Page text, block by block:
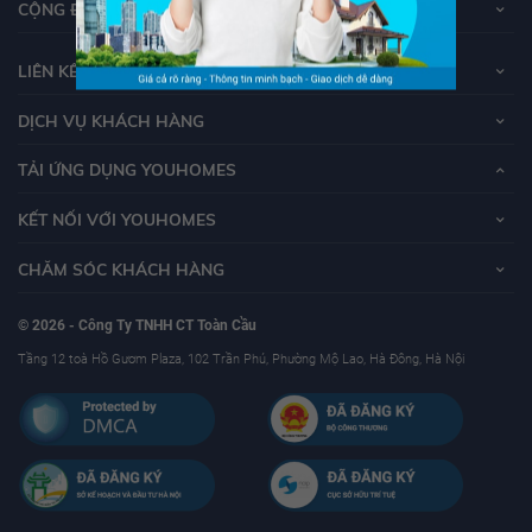
CỘNG ĐỒNG YOUHOMERS
LIÊN KẾT
DỊCH VỤ KHÁCH HÀNG
TẢI ỨNG DỤNG YOUHOMES
KẾT NỐI VỚI YOUHOMES
CHĂM SÓC KHÁCH HÀNG
© 2026 - Công Ty TNHH CT Toàn Cầu
Tầng 12 toà Hồ Gươm Plaza, 102 Trần Phú, Phường Mộ Lao, Hà Đông, Hà Nội